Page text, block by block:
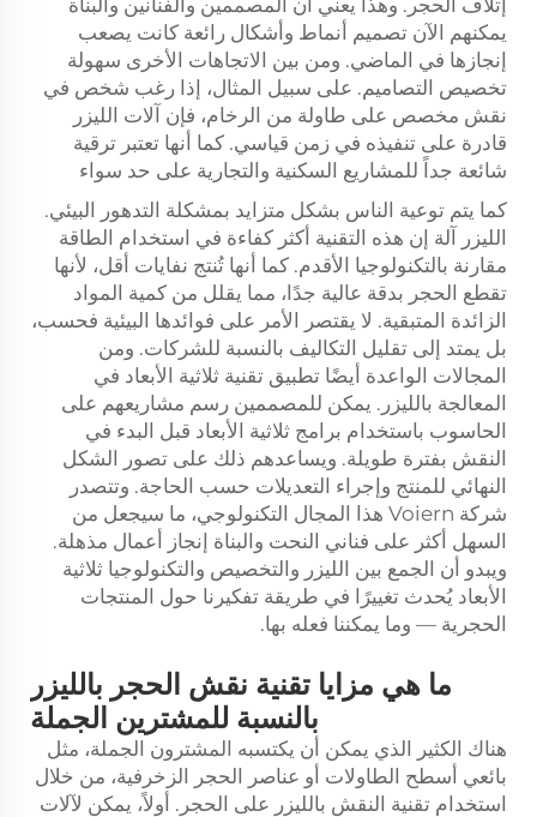
يمكنهم الآن تصميم أنماط وأشكال رائعة كانت يصعب
إنجازها في الماضي. ومن بين الاتجاهات الأخرى سهولة
تخصيص التصاميم. على سبيل المثال، إذا رغب شخص في
نقش مخصص على طاولة من الرخام، فإن آلات الليزر
قادرة على تنفيذه في زمن قياسي. كما أنها تعتبر ترقية
شائعة جداً للمشاريع السكنية والتجارية على حد سواء
كما يتم توعية الناس بشكل متزايد بمشكلة التدهور البيئي.
الليزر آلة إن هذه التقنية أكثر كفاءة في استخدام الطاقة
مقارنة بالتكنولوجيا الأقدم. كما أنها تُنتج نفايات أقل، لأنها
تقطع الحجر بدقة عالية جدًا، مما يقلل من كمية المواد
الزائدة المتبقية. لا يقتصر الأمر على فوائدها البيئية فحسب،
بل يمتد إلى تقليل التكاليف بالنسبة للشركات. ومن
المجالات الواعدة أيضًا تطبيق تقنية ثلاثية الأبعاد في
المعالجة بالليزر. يمكن للمصممين رسم مشاريعهم على
الحاسوب باستخدام برامج ثلاثية الأبعاد قبل البدء في
النقش بفترة طويلة. ويساعدهم ذلك على تصور الشكل
النهائي للمنتج وإجراء التعديلات حسب الحاجة. وتتصدر
شركة Voiern هذا المجال التكنولوجي، ما سيجعل من
السهل أكثر على فناني النحت والبناة إنجاز أعمال مذهلة.
ويبدو أن الجمع بين الليزر والتخصيص والتكنولوجيا ثلاثية
الأبعاد يُحدث تغييرًا في طريقة تفكيرنا حول المنتجات
الحجرية — وما يمكننا فعله بها.
ما هي مزايا تقنية نقش الحجر بالليزر
بالنسبة للمشترين الجملة
هناك الكثير الذي يمكن أن يكتسبه المشترون الجملة، مثل
بائعي أسطح الطاولات أو عناصر الحجر الزخرفية، من خلال
استخدام تقنية النقش بالليزر على الحجر. أولاً، يمكن لآلات